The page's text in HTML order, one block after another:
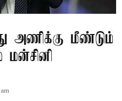
அணிக்கு மீண்டும்
மன்சினி